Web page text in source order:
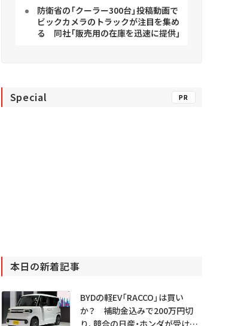
防衛省の「クーラー300台」投稿動画で
ビックカメラのトラックが注目を集め
る 同社「販売用の在庫を迅速に提供」
Special PR
本日の新着記事
BYDの軽EV「RACCO」は買い
か？ 補助金込みで200万円切